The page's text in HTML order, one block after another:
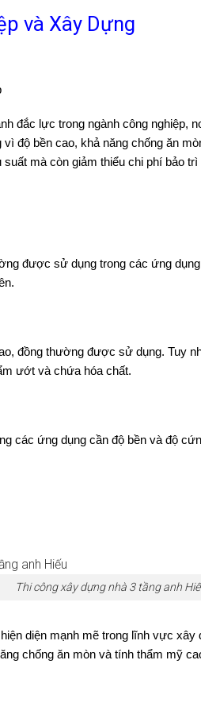
và Xây Dựng
đắc lực trong ngành công nghiệp,
độ bền cao, khả năng chống ăn
mà còn giảm thiểu chi phí bảo trì
được sử dụng trong các ứng
đồng thường được sử dụng. Tuy
ướt và chứa hóa chất.
các ứng dụng cần độ bền và độ
Thi công xây dựng nhà 3 tầng anh
diện mạnh mẽ trong lĩnh vực
chống ăn mòn và tính thẩm mỹ